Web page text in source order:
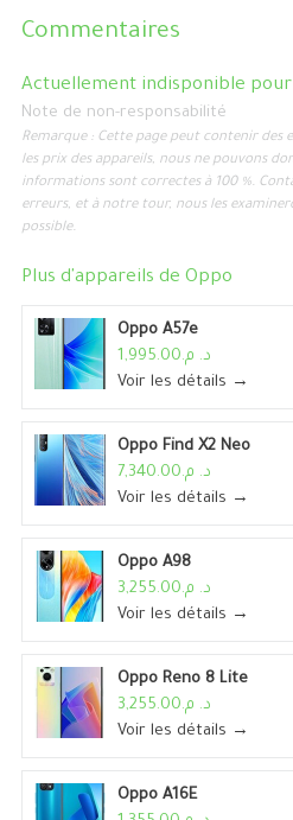
Commentaires
Actuellement indisponible
Note de non-responsabilité
Remarque : Cette page peut contenir des
les prix des appareils, nous ne pouvons
informations sont correctes à 100 %.
erreurs, et à notre tour, nous les
possible.
Plus d'appareils de Oppo
Oppo A57e
د. م.1,995.00
Voir les détails →
Oppo Find X2 Neo
د. م.7,340.00
Voir les détails →
Oppo A98
د. م.3,255.00
Voir les détails →
Oppo Reno 8 Lite
د. م.3,255.00
Voir les détails →
Oppo A16E